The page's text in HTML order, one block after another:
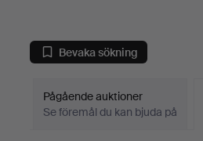
Bevaka sökning
Pågående auktioner
Se föremål du kan bjuda på